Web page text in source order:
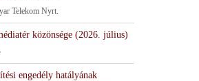
Telekom Nyrt.
közönsége (2026. július)
engedély hatályának